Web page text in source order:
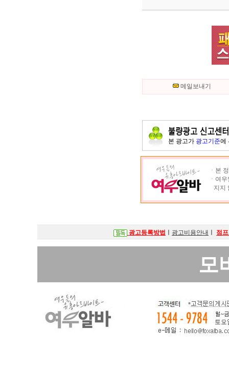
메일보내기
본 광고가 광고기준에
ㆍ본
ㆍ여
지지
광고등록방법 광고비용안내 점
모